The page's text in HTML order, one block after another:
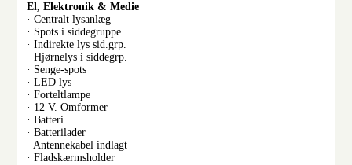
El, Elektronik & Medie
· Centralt lysanlæg
· Spots i siddegruppe
· Indirekte lys sid.grp.
· Hjørnelys i siddegrp.
· Senge-spots
· LED lys
· Forteltlampe
· 12 V. Omformer
· Batteri
· Batterilader
· Antennekabel indlagt
· Fladskærmsholder